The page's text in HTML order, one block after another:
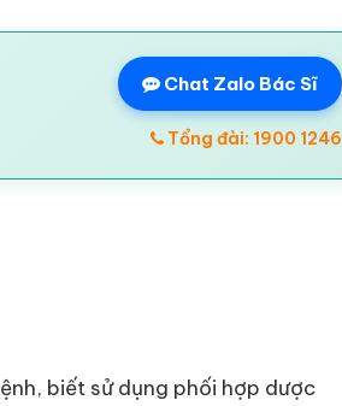
Chat Zalo Bác Sĩ
Tổng đài: 1900 1246
biết sử dụng phối hợp dược